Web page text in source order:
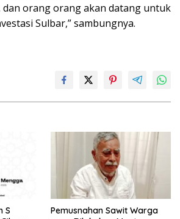
dan orang orang akan datang untuk
Sulbar,” sambungnya.
S
Pemusnahan Sawit Warga